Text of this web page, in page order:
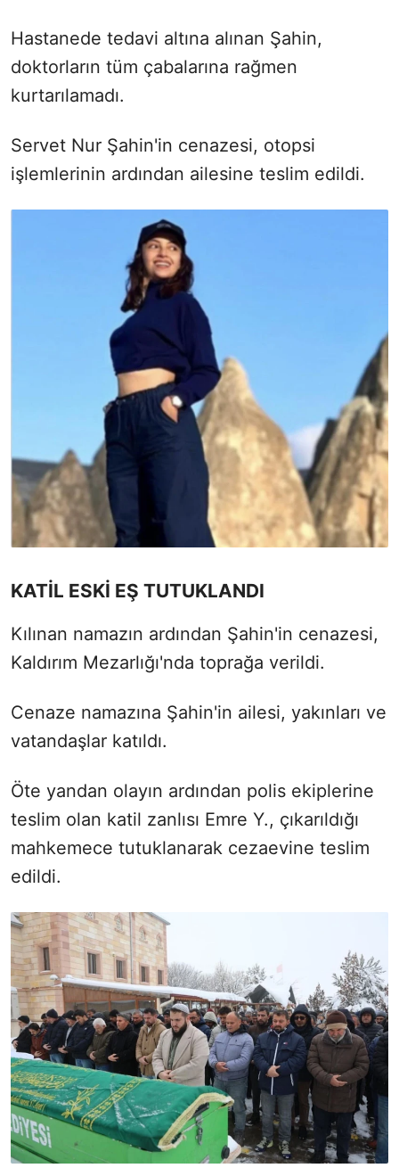
Hastanede tedavi altına alınan Şahin,
doktorların tüm çabalarına rağmen
kurtarılamadı.
Servet Nur Şahin'in cenazesi, otopsi
işlemlerinin ardından ailesine teslim edildi.
KATİL ESKİ EŞ TUTUKLANDI
Kılınan namazın ardından Şahin'in cenazesi,
Kaldırım Mezarlığı'nda toprağa verildi.
Cenaze namazına Şahin'in ailesi, yakınları ve
vatandaşlar katıldı.
Öte yandan olayın ardından polis ekiplerine
teslim olan katil zanlısı Emre Y., çıkarıldığı
mahkemece tutuklanarak cezaevine teslim
edildi.